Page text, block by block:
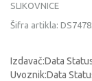
SLIKOVNICE
Šifra artikla:
Izdavač:Data
Uvoznik:Data